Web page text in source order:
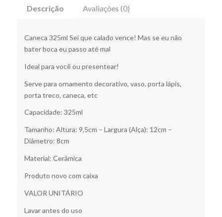
Descrição Avaliações (0)
Caneca 325ml Sei que calado vence! Mas se eu não
bater boca eu passo até mal
Ideal para você ou presentear!
Serve para ornamento decorativo, vaso, porta lápis,
porta treco, caneca, etc
Capacidade: 325ml
Tamanho: Altura: 9,5cm – Largura (Alça): 12cm –
Diâmetro: 8cm
Material: Cerâmica
Produto novo com caixa
VALOR UNITÁRIO
Lavar antes do uso